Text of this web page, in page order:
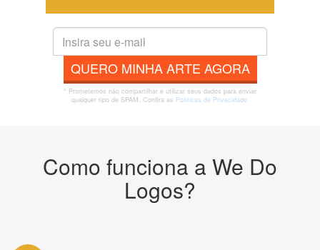
QUERO MINHA ARTE AGORA
* Prometemos não compartilhar e utilizar seus dados para enviar
qualquer tipo de SPAM. Confira as Políticas de Privacidade.
Como funciona a We Do
Logos?